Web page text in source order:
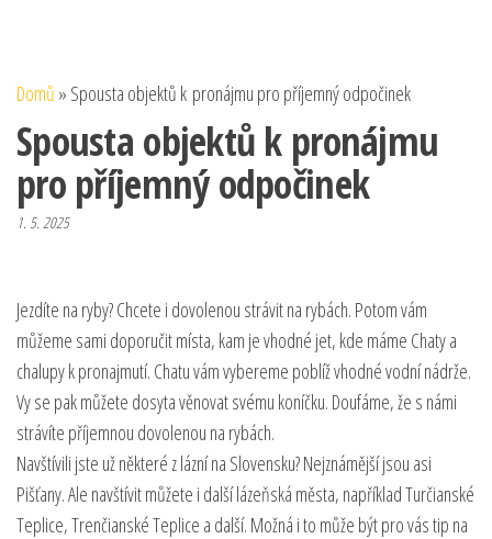
Domů » Spousta objektů k pronájmu pro příjemný odpočinek
Spousta objektů k pronájmu
pro příjemný odpočinek
1. 5. 2025
Jezdíte na ryby? Chcete i dovolenou strávit na rybách. Potom vám
můžeme sami doporučit místa, kam je vhodné jet, kde máme Chaty a
chalupy k pronajmutí. Chatu vám vybereme poblíž vhodné vodní nádrže.
Vy se pak můžete dosyta věnovat svému koníčku. Doufáme, že s námi
strávíte příjemnou dovolenou na rybách.
Navštívili jste už některé z lázní na Slovensku? Nejznámější jsou asi
Pišťany. Ale navštívit můžete i další lázeňská města, například Turčianské
Teplice, Trenčianské Teplice a další. Možná i to může být pro vás tip na